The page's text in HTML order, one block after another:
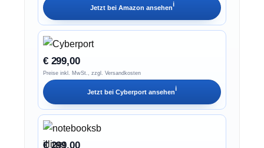
Jetzt bei Amazon ansehenℹ︎
€ 299,00
Preise inkl. MwSt., zzgl. Versandkosten
Jetzt bei Cyberport ansehenℹ︎
€ 299,00